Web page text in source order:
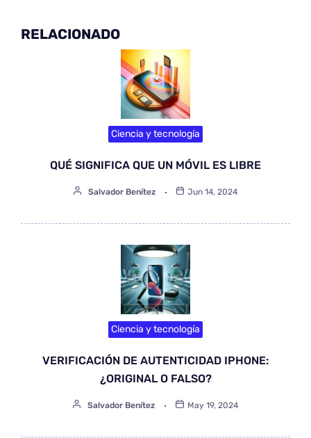
RELACIONADO
Ciencia y tecnología
QUÉ SIGNIFICA QUE UN MÓVIL ES LIBRE
Salvador Benítez Jun 14, 2024
Ciencia y tecnología
VERIFICACIÓN DE AUTENTICIDAD IPHONE:
¿ORIGINAL O FALSO?
Salvador Benítez May 19, 2024